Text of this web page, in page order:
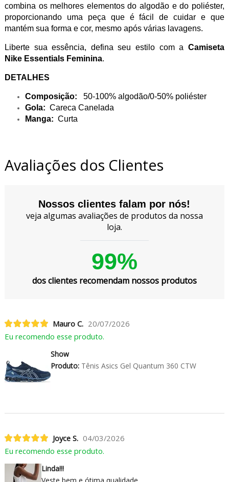
combina os melhores elementos do algodão e do poliéster,
proporcionando uma peça que é fácil de cuidar e que
mantém sua forma e cor, mesmo após várias lavagens.
Liberte sua essência, defina seu estilo com aCamiseta
Nike Essentials Feminina.
DETALHES
Composição:
50-100% algodão/0-50% poliéster
Gola: Careca Canelada
Manga: Curta
Avaliações dos Clientes
Nossos clientes falam por nós!
veja algumas avaliações de produtos da nossa
loja.
99%
dos clientes recomendam nossos produtos
Mauro C. 20/07/2026
Eu recomendo esse produto.
Show
Produto:Tênis Asics Gel Quantum 360 CTW
Joyce S. 04/03/2026
Eu recomendo esse produto.
Linda!!!
Veste bem e ótima qualidade.